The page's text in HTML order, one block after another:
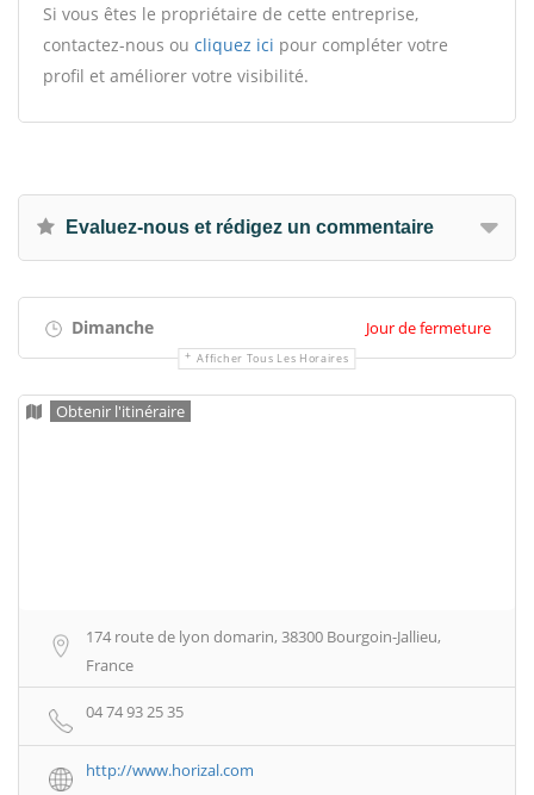
Si vous êtes le propriétaire de cette entreprise,
contactez-nous ou cliquez ici pour compléter votre
profil et améliorer votre visibilité.
Evaluez-nous et rédigez un commentaire
Dimanche Jour de fermeture
Afficher Tous Les Horaires
Obtenir l'itinéraire
174 route de lyon domarin, 38300 Bourgoin-Jallieu,
France
04 74 93 25 35
http://www.horizal.com